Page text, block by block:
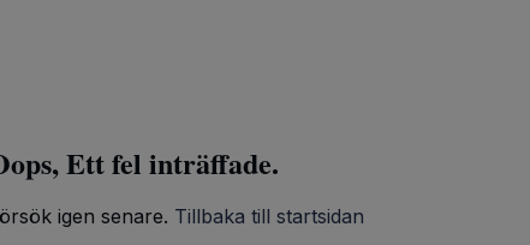
Ett fel inträffade.
igen senare. Tillbaka till startsidan